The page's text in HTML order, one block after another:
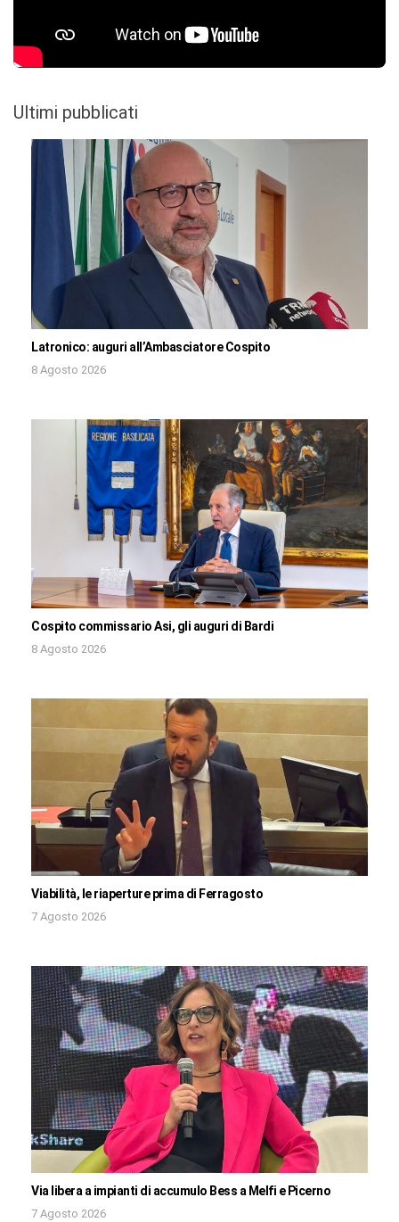
Ultimi pubblicati
Latronico: auguri all’Ambasciatore Cospito
8 Agosto 2026
Cospito commissario Asi, gli auguri di Bardi
8 Agosto 2026
Viabilità, le riaperture prima di Ferragosto
7 Agosto 2026
Via libera a impianti di accumulo Bess a Melfi e Picerno
7 Agosto 2026